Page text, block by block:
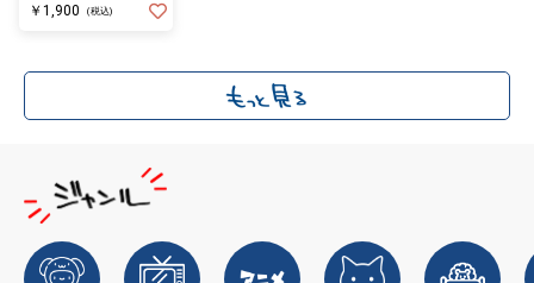
￥1,900
(税込)